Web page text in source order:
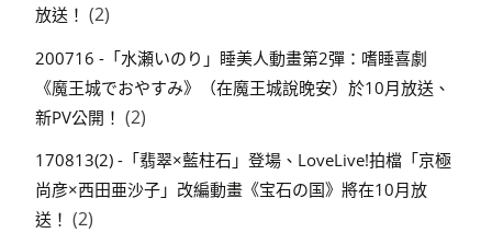
放送！ (2)
200716 -「水瀬いのり」睡美人動畫第2彈：嗜睡喜劇
《魔王城でおやすみ》（在魔王城說晚安）於10月放送、
新PV公開！ (2)
170813(2) -「翡翠×藍柱石」登場、LoveLive!拍檔「京極
尚彦×西田亜沙子」改編動畫《宝石の国》將在10月放
送！ (2)